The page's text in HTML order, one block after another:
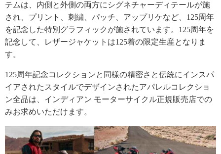
テムは、内側と外側の両方にシグネチャーディテールが施
され、プリント、刺繍、パッチ、アップリケなど、125周年
を記念した特別グラフィックが施されています。125周年を
記念して、レザージャケットは125着の限定生産となりま
す。
125周年記念コレクションと同様の精密さと伝統にインスパ
イアされたスタイルでデザインされたアパレルコレクショ
ン全品は、インディアン モーターサイクル正規販売店での
みお求めいただけます。